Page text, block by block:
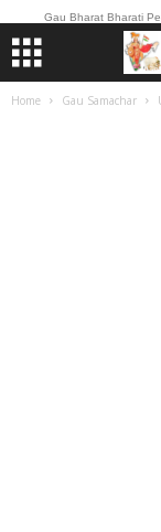
Gau Bharat Bharati
Home Gau Samachar